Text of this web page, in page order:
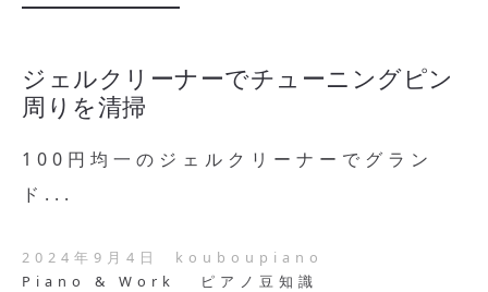
ジェルクリーナーでチューニングピン
周りを清掃
100円均一のジェルクリーナーでグラン
ド...
2024年9月4日
kouboupiano
Piano & Work
ピアノ豆知識